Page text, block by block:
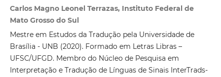
Carlos Magno Leonel Terrazas, Instituto Federal de
Mato Grosso do Sul
Mestre em Estudos da Tradução pela Universidade de
Brasília - UNB (2020). Formado em Letras Libras –
UFSC/UFGD. Membro do Núcleo de Pesquisa em
Interpretação e Tradução de Línguas de Sinais InterTrads-